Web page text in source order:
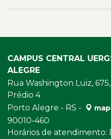
e
Universidade.
CAMPUS CENTRAL
ALEGRE
Rua Washington Luiz,
Prédio 4
Porto Alegre - RS -
90010-460
Horários de atendimento: